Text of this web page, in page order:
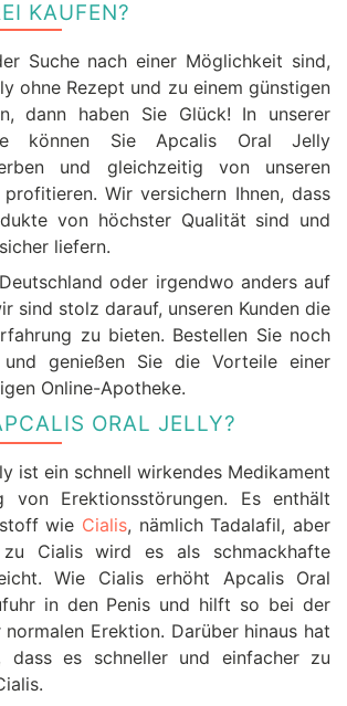
KAUFEN?
Suche nach einer Möglichkeit sind,
ohne Rezept und zu einem günstigen
dann haben Sie Glück! In unserer
können Sie Apcalis Oral Jelly
und gleichzeitig von unseren
Wir versichern Ihnen, dass
von höchster Qualität sind und
liefern.
oder irgendwo anders auf
sind stolz darauf, unseren Kunden die
zu bieten. Bestellen Sie noch
genießen Sie die Vorteile einer
Online-Apotheke.
ORAL JELLY?
ist ein schnell wirkendes Medikament
von Erektionsstörungen. Es enthält
wie Cialis, nämlich Tadalafil, aber
Cialis wird es als schmackhafte
Wie Cialis erhöht Apcalis Oral
in den Penis und hilft so bei der
normalen Erektion. Darüber hinaus hat
dass es schneller und einfacher zu